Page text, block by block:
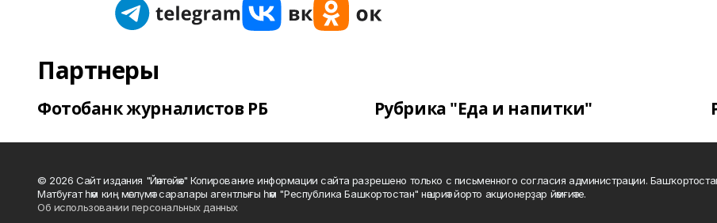
Партнеры
Фотобанк журналистов РБ Рубрика "Еда и напитки"
© 2026 Сайт издания "Йәнтөйәк" Копирование информации сайта разрешено только с письменного согласия администрации.
Матбуғат һәм киң мәғлүмәт саралары агентлығы һәм "Республика Башкортостан" нәшриәт йорто акционерҙар йәмғиәте.
Об использовании персональных данных